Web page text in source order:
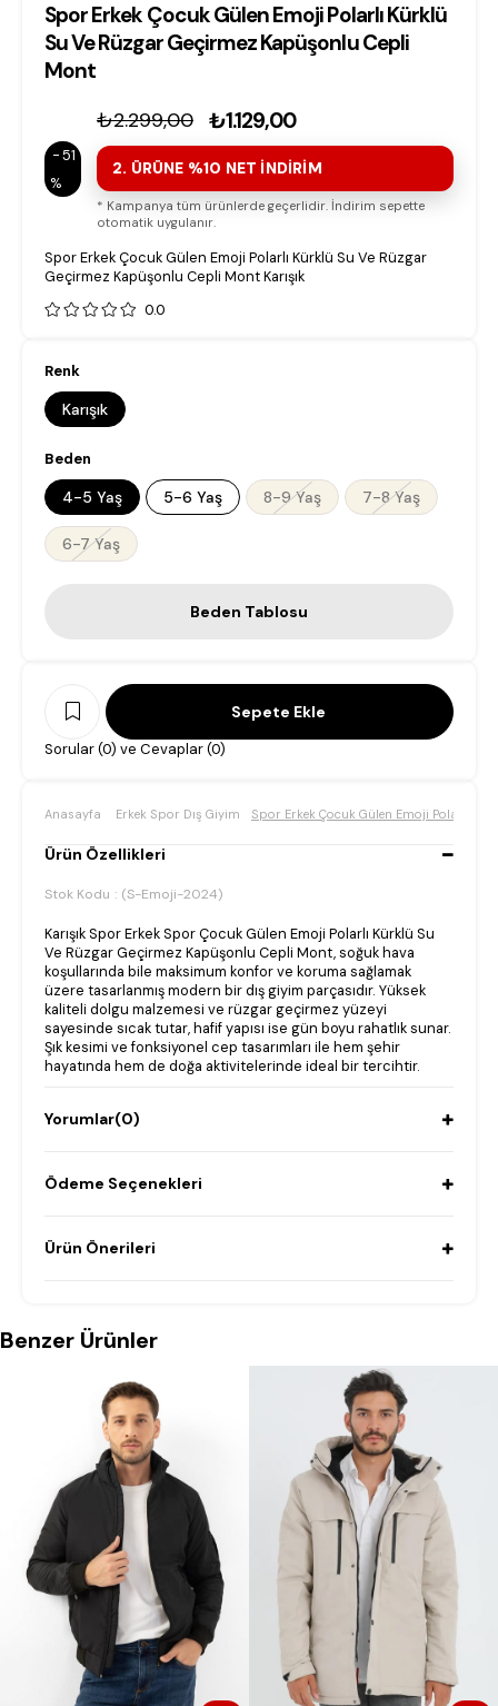
Spor Erkek Çocuk Gülen Emoji Polarlı Kürklü
Su Ve Rüzgar Geçirmez Kapüşonlu Cepli
Mont
51
₺2.299,00 ₺1.129,00
2. ÜRÜNE %10 NET İNDİRİM
* Kampanya tüm ürünlerde geçerlidir. İndirim sepette
otomatik uygulanır.
Spor Erkek Çocuk Gülen Emoji Polarlı Kürklü Su Ve Rüzgar
Geçirmez Kapüşonlu Cepli Mont Karışık
0.0
Renk
Karışık
Beden
4-5 Yaş 5-6 Yaş 8-9 Yaş 7-8 Yaş
6-7 Yaş
Beden Tablosu
Sorular (0) ve Cevaplar (0)
Anasayfa Erkek Spor Dış Giyim Spor Erkek Çocuk Gülen Emoji Polarlı
Ürün Özellikleri
Stok Kodu (S-Emoji-2024)
Karışık Spor Erkek Spor Çocuk Gülen Emoji Polarlı Kürklü Su
Ve Rüzgar Geçirmez Kapüşonlu Cepli Mont, soğuk hava
koşullarında bile maksimum konfor ve koruma sağlamak
üzere tasarlanmış modern bir dış giyim parçasıdır. Yüksek
kaliteli dolgu malzemesi ve rüzgar geçirmez yüzeyi
sayesinde sıcak tutar, hafif yapısı ise gün boyu rahatlık sunar.
Şık kesimi ve fonksiyonel cep tasarımları ile hem şehir
hayatında hem de doğa aktivitelerinde ideal bir tercihtir.
Yorumlar(0)
Ödeme Seçenekleri
Ürün Önerileri
Benzer Ürünler